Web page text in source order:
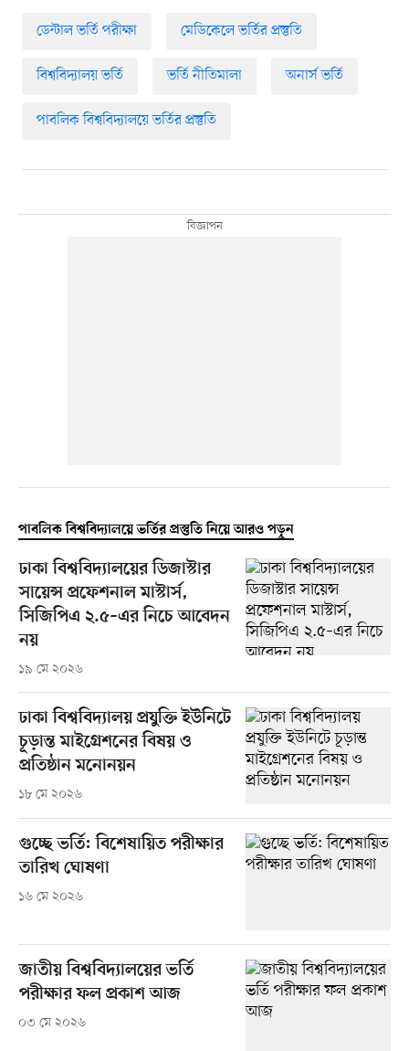
ডেন্টাল ভর্তি পরীক্ষা মেডিকেলে ভর্তির প্রস্তুতি
বিশ্ববিদ্যালয় ভর্তি ভর্তি নীতিমালা অনার্স ভর্তি
পাবলিক বিশ্ববিদ্যালয়ে ভর্তির প্রস্তুতি
পাবলিক বিশ্ববিদ্যালয়ে ভর্তির প্রস্তুতি নিয়ে আরও পড়ুন
ঢাকা বিশ্ববিদ্যালয়ের ডিজাস্টার
সায়েন্স প্রফেশনাল মাস্টার্স,
সিজিপিএ ২.৫–এর নিচে আবেদন
নয়
১৯ মে ২০২৬
ঢাকা বিশ্ববিদ্যালয় প্রযুক্তি ইউনিটে
চূড়ান্ত মাইগ্রেশনের বিষয় ও
প্রতিষ্ঠান মনোনয়ন
১৮ মে ২০২৬
গুচ্ছে ভর্তি: বিশেষায়িত পরীক্ষার
তারিখ ঘোষণা
১৬ মে ২০২৬
জাতীয় বিশ্ববিদ্যালয়ের ভর্তি
পরীক্ষার ফল প্রকাশ আজ
০৩ মে ২০২৬